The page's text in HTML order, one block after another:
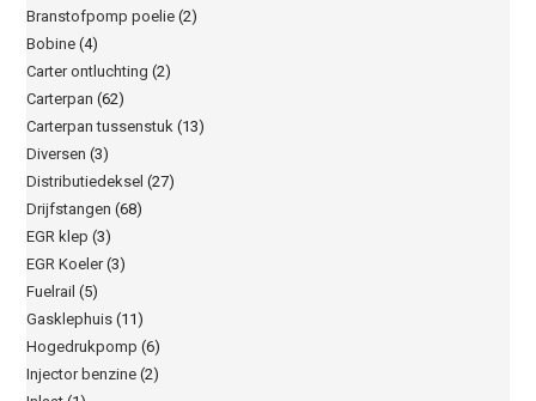
Branstofpomp poelie (2)
Bobine (4)
Carter ontluchting (2)
Carterpan (62)
Carterpan tussenstuk (13)
Diversen (3)
Distributiedeksel (27)
Drijfstangen (68)
EGR klep (3)
EGR Koeler (3)
Fuelrail (5)
Gasklephuis (11)
Hogedrukpomp (6)
Injector benzine (2)